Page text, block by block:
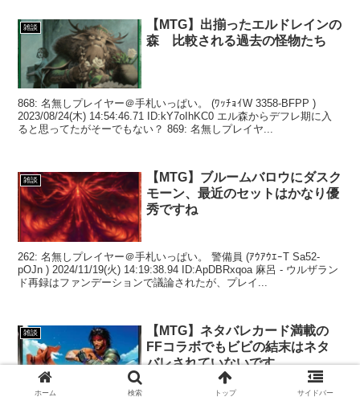
雑談
【MTG】出揃ったエルドレインの
森 比較される過去の怪物たち
868: 名無しプレイヤー＠手札いっぱい。 (ﾜｯﾁｮｲW 3358-BFPP )
2023/08/24(木) 14:54:46.71 ID:kY7oIhKC0 エル森からデフレ期に入
ると思ってたがそーでもない？ 869: 名無しプレイヤ...
雑談
【MTG】ブルームバロウにダスク
モーン、最近のセットはかなり優
秀ですね
262: 名無しプレイヤー＠手札いっぱい。 警備員 (ｱｳｱｳｴｰT Sa52-
pOJn ) 2024/11/19(火) 14:19:38.94 ID:ApDBRxqoa 麻呂 - ウルザラン
ド再録はファンデーションで議論されたが、プレイ...
雑談
【MTG】ネタバレカード満載の
FFコラボでもビビの結末はネタ
バレされていないです
ホーム 検索 トップ サイドバー